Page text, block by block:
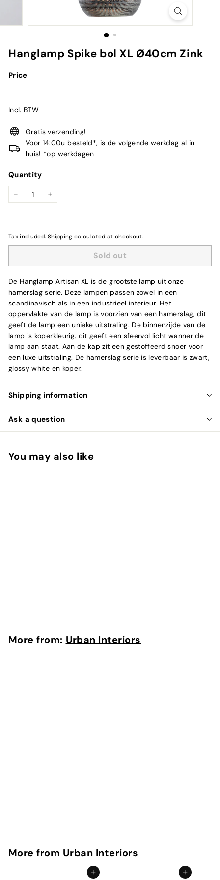
Hanglamp Spike bol XL Ø40cm Zink
Price
Incl. BTW
Gratis verzending!
Voor 14:00u besteld*, is de volgende werkdag al in
huis! *op werkdagen
Quantity
Tax included. Shipping calculated at checkout.
Sold out
De Hanglamp Artisan XL is de grootste lamp uit onze
hamerslag serie. Deze lampen passen zowel in een
scandinavisch als in een industrieel interieur. Het
oppervlakte van de lamp is voorzien van een hamerslag, dit
geeft de lamp een unieke uitstraling. De binnenzijde van de
lamp is koperkleurig, dit geeft een sfeervol licht wanner de
lamp aan staat. Aan de kap zit een gestoffeerd snoer voor
een luxe uitstraling. De hamerslag serie is leverbaar is zwart,
glossy white en koper.
Shipping information
Ask a question
You may also like
More from: Urban Interiors
More from Urban Interiors
Add to cart Add to cart